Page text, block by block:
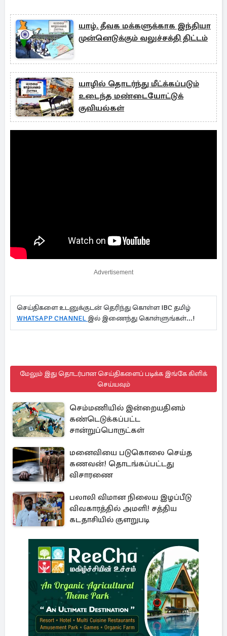
யாழ். தீவக மக்களுக்காக இந்தியா
முன்னெடுக்கும் வலுச்சக்தி திட்டம்
யாழில் தொடர்ந்து மீட்க்கப்படும்
உடைந்த மண்டையோட்டுக்
குவியல்கள்
Advertisement
செய்திகளை உடனுக்குடன் தெரிந்து கொள்ள IBC தமிழ்
WHATSAPP CHANNEL இல் இணைந்து கொள்ளுங்கள்...!
மேலும் இது தொடர்பான செய்திகளைப் படிக்க இங்கே கிளிக்
செய்யவும்
செம்மணியில் இன்றையதினம்
கண்டெடுக்கப்பட்ட
சான்றுப்பொருட்கள்
மனைவியை படுகொலை செய்த
கணவன்! தொடங்கப்பட்டது
விசாரணை
பலாலி விமான நிலைய இழப்பீடு
விவகாரத்தில் அமளி! சத்திய
கடதாசியில் குளறுபடி